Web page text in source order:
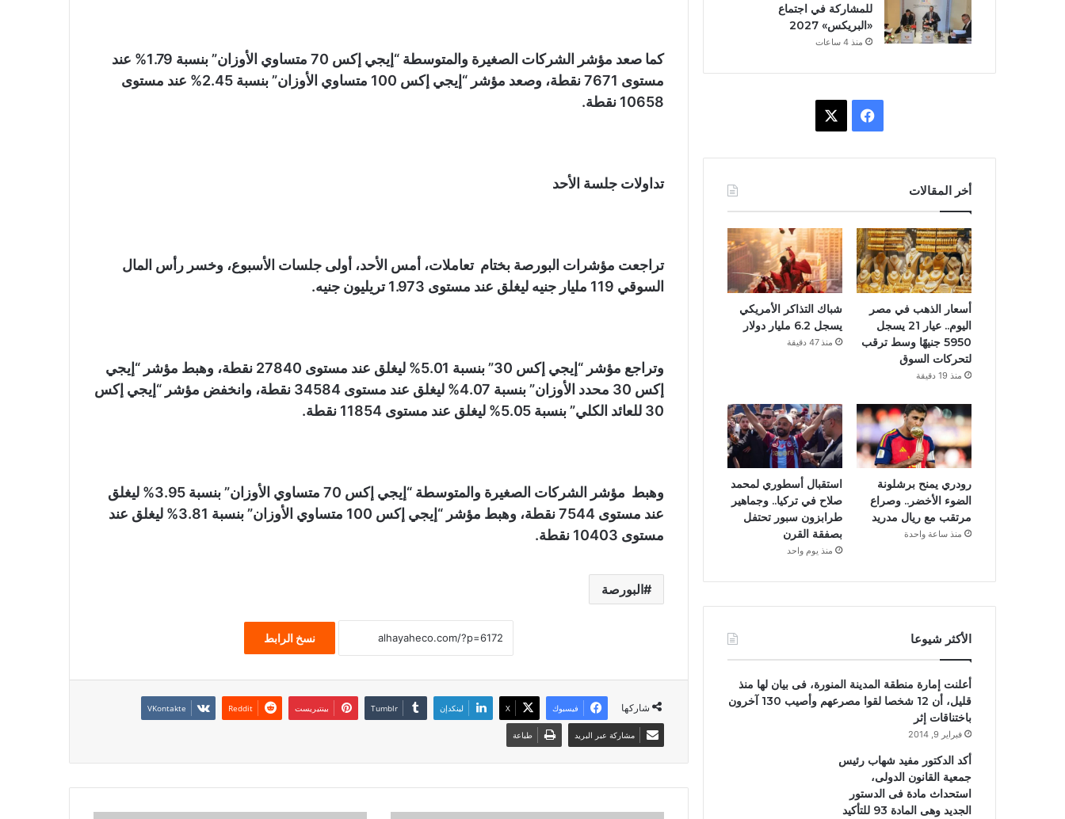
كما صعد مؤشر الشركات الصغيرة والمتوسطة “إيجي إكس 70 متساوي الأوزان” بنسبة 1.79% عند
مستوى 7671 نقطة، وصعد مؤشر “إيجي إكس 100 متساوي الأوزان” بنسبة 2.45% عند مستوى
10658 نقطة.
تداولات جلسة الأحد
تراجعت مؤشرات البورصة بختام تعاملات، أمس الأحد، أولى جلسات الأسبوع، وخسر رأس المال
السوقي 119 مليار جنيه ليغلق عند مستوى 1.973 تريليون جنيه.
وتراجع مؤشر “إيجي إكس 30” بنسبة 5.01% ليغلق عند مستوى 27840 نقطة، وهبط مؤشر “إيجي
إكس 30 محدد الأوزان” بنسبة 4.07% ليغلق عند مستوى 34584 نقطة، وانخفض مؤشر “إيجي إكس
30 للعائد الكلي” بنسبة 5.05% ليغلق عند مستوى 11854 نقطة.
وهبط مؤشر الشركات الصغيرة والمتوسطة “إيجي إكس 70 متساوي الأوزان” بنسبة 3.95% ليغلق
عند مستوى 7544 نقطة، وهبط مؤشر “إيجي إكس 100 متساوي الأوزان” بنسبة 3.81% ليغلق عند
مستوى 10403 نقطة.
البورصة
نسخ الرابط
شاركها فيسبوك X لينكدإن بينتيريست
مشاركة عبر البريد طباعة
للمشاركة في اجتماع
«البريكس» 2027
منذ 4 ساعات
ب
و
ك
أخر المقالات
أسعار الذهب في مصر
اليوم.. عيار 21 يسجل
5950 جنيهًا وسط ترقب
لتحركات السوق
منذ 19 دقيقة
شباك التذاكر الأمريكي
يسجل 6.2 مليار دولار
منذ 47 دقيقة
رودري يمنح برشلونة
الضوء الأخضر.. وصراع
مرتقب مع ريال مدريد
منذ ساعة واحدة
استقبال أسطوري لمحمد
صلاح في تركيا.. وجماهير
طرابزون سبور تحتفل
بصفقة القرن
منذ يوم واحد
الأكثر شيوعا
أعلنت إمارة منطقة المدينة المنورة، فى بيان لها منذ
قليل، أن 12 شخصا لقوا مصرعهم وأصيب 130 آخرون
باختناقات إثر
فبراير 9, 2014
أكد الدكتور مفيد شهاب رئيس
جمعية القانون الدولى،
استحداث مادة فى الدستور
الجديد وهى المادة 93 للتأكيد